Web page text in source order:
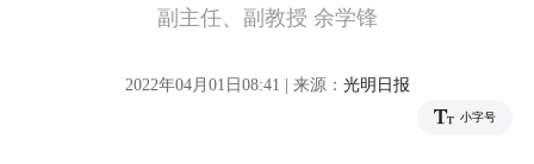
副主任、副教授 余学锋
2022年04月01日08:41 | 来源： 光明日报
小字号